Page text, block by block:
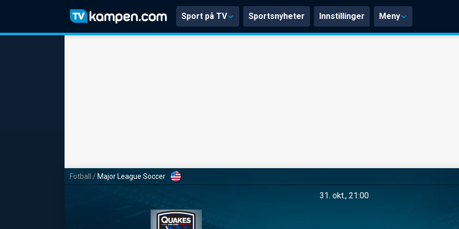
Sport på TV Sportsnyheter Innstillinger Meny
Fotball / Major League Soccer
31. okt., 21:00